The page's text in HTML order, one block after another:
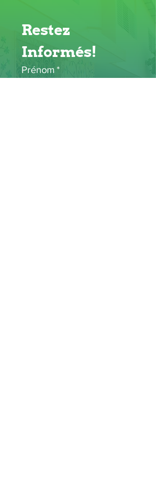
Restez
Informés!
Prénom *